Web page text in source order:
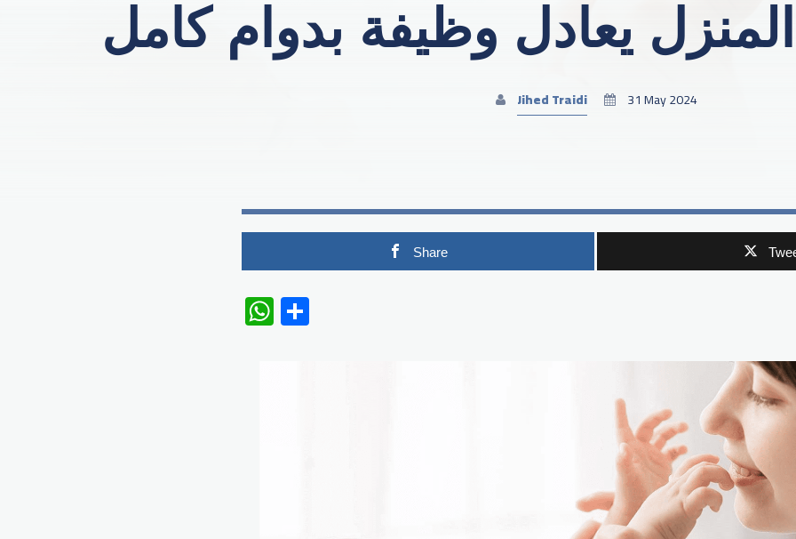
يعادل وظيفة بدوام كامل
Jihed Traidi 31 May 2024
Share
WhatsApp